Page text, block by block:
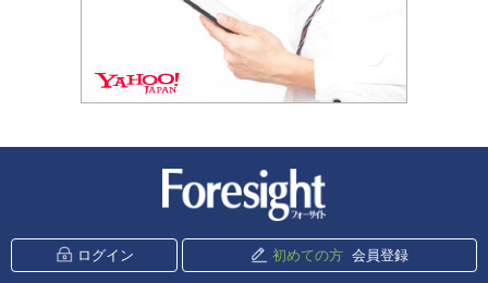
ログイン 初めての方 会員登録